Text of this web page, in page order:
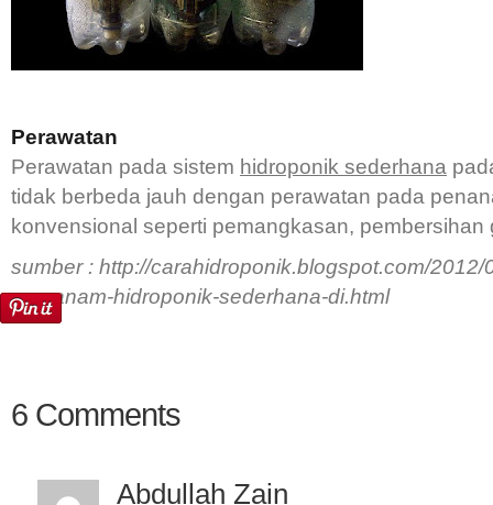
Perawatan
Perawatan pada sistem hidroponik sederhana
tidak berbeda jauh dengan perawatan pada
konvensional seperti pemangkasan, pembersihan
sumber : http://carahidroponik.blogspot.com/2012/
menanam-hidroponik-sederhana-di.html
6 Comments
Abdullah Zain